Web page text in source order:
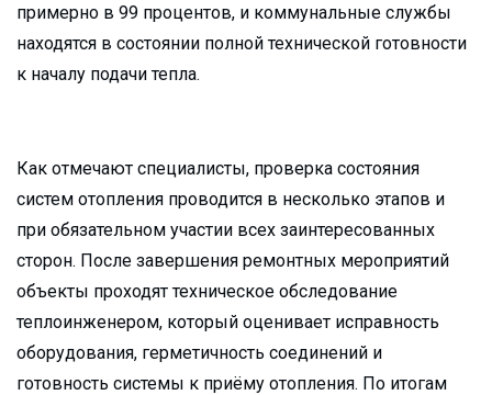
примерно в 99 процентов, и коммунальные службы
находятся в состоянии полной технической готовности
к началу подачи тепла.
Как отмечают специалисты, проверка состояния
систем отопления проводится в несколько этапов и
при обязательном участии всех заинтересованных
сторон. После завершения ремонтных мероприятий
объекты проходят техническое обследование
теплоинженером, который оценивает исправность
оборудования, герметичность соединений и
готовность системы к приёму отопления. По итогам